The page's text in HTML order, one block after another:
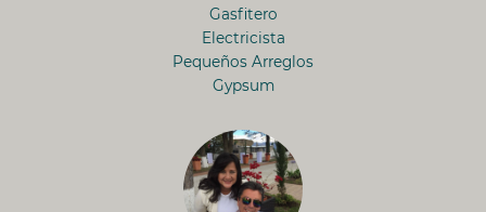
Gasfitero
Electricista
Pequeños Arreglos
Gypsum